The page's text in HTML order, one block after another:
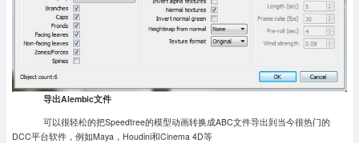
导出Alembic文件
可以很轻松的把Speedtree的模型动画转换成ABC文件导出到当今很热门的
DCC平台软件，例如Maya，Houdini和Cinema 4D等